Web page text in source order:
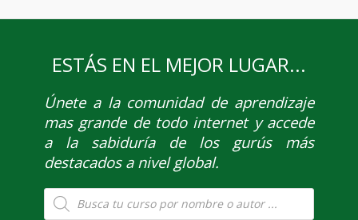
ESTÁS EN EL MEJOR LUGAR...
Únetea la comunidad de aprendizaje
mas grande de todo internet y accede
a la sabiduría de los gurús más
destacados a nivel global.
Búsqueda
de
productos